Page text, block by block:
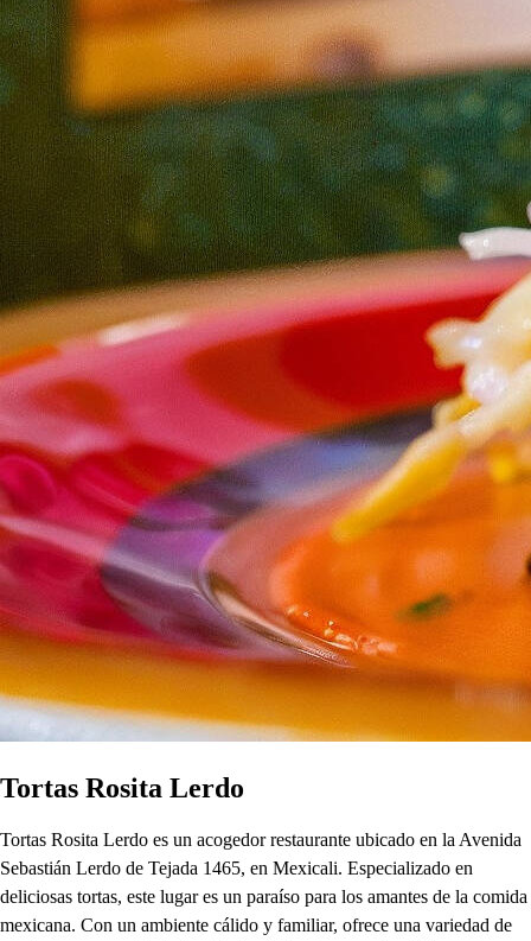
Tortas Rosita Lerdo
Tortas Rosita Lerdo es un acogedor restaurante ubicado en la Avenida
Sebastián Lerdo de Tejada 1465, en Mexicali. Especializado en
deliciosas tortas, este lugar es un paraíso para los amantes de la comida
mexicana. Con un ambiente cálido y familiar, ofrece una variedad de